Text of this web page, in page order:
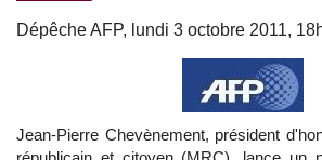
Dépêche AFP, lundi 3 octobre 2011,
Jean-Pierre Chevènement, président